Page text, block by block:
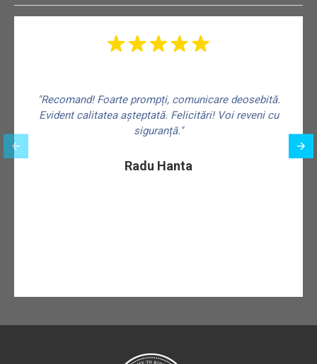
"Recomand! Foarte prompți, comunicare deosebită.
Evident calitatea așteptată. Felicitări! Voi reveni cu
siguranță."
Radu Hanta